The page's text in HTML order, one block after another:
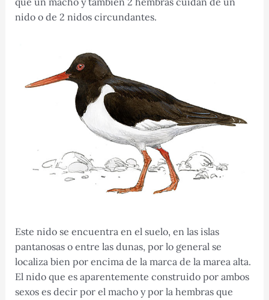
nido o de 2 nidos circundantes.
Este nido se encuentra en el suelo, en las islas
pantanosas o entre las dunas, por lo general se
localiza bien por encima de la marca de la marea alta.
El nido que es aparentemente construido por ambos
sexos es decir por el macho y por la hembras que